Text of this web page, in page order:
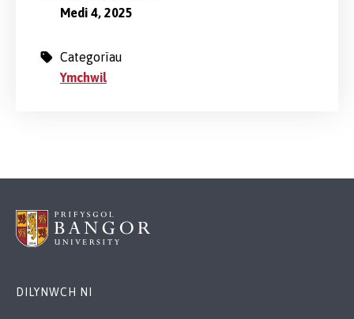
Medi 4, 2025
Categorïau
Ymchwil
DILYNWCH NI